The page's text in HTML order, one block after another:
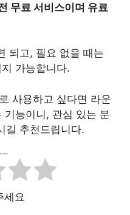
무료 서비스이며 유료
되고, 필요 없을 때는
가능합니다.
사용하고 싶다면 라운
기능이니, 관심 있는 분
길 추천드립니다.
주세요
세요